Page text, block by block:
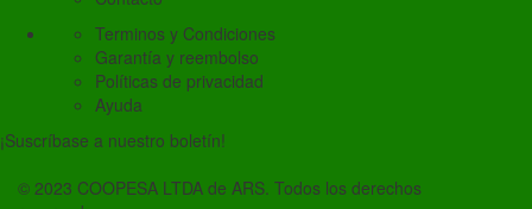
Terminos y Condiciones
Garantía y reembolso
Políticas de privacidad
Ayuda
¡Suscríbase a nuestro boletín!
© 2023 COOPESA LTDA de ARS. Todos los derechos